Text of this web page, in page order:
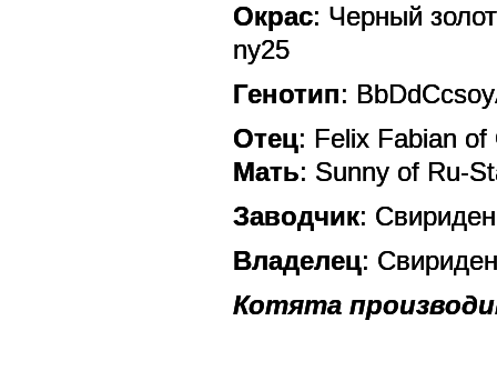
Окрас: Черный
ny25
Генотип:
Отец: Felix Fabian
Мать: Sunny of Ru-
Заводчик:
Владелец:
Котята